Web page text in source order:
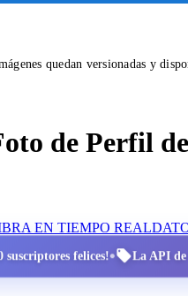
quedan versionadas y
de Perfil
EN TIEMPO REAL
suscriptores felices!• La API